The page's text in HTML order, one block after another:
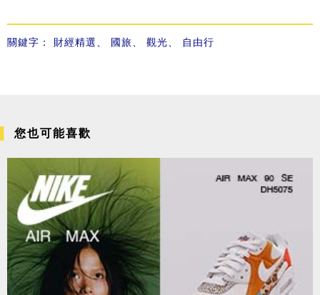
關鍵字： 財經精選、 國旅、 觀光、 自由行
您也可能喜歡